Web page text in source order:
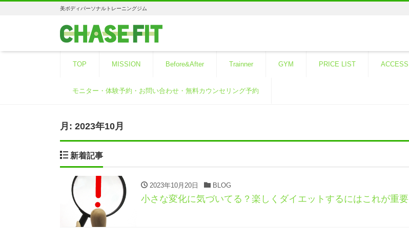
美ボディパーソナルトレーニングジム
TOP MISSION Before&After Trainner GYM PRICE LIST ACCESS
モニター・体験予約・お問い合わせ・無料カウンセリング予約
月: 2023年10月
新着記事
2023年10月20日 BLOG
小さな変化に気づいてる？楽しくダイエットするにはこれが重要